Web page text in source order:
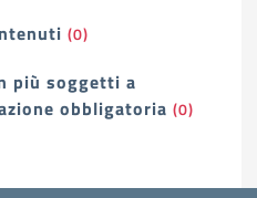
(0)
più soggetti a
obbligatoria (0)